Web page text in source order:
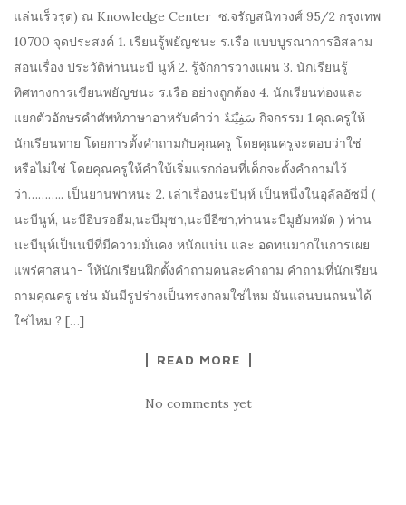
แล่นเร็วรุด) ณ Knowledge Center ซ.จรัญสนิทวงศ์ 95/2 กรุงเทพ
10700 จุดประสงค์ 1. เรียนรู้พยัญชนะ ร.เรือ แบบบูรณาการอิสลาม
สอนเรื่อง ประวัติท่านนะบี นูห์ 2. รู้จักการวางแผน 3. นักเรียนรู้
ทิศทางการเขียนพยัญชนะ ร.เรือ อย่างถูกต้อง 4. นักเรียนท่องและ
แยกตัวอักษรคำศัพท์ภาษาอาหรับคำว่า سَفِيْنَةٌ กิจกรรม 1.คุณครูให้
นักเรียนทาย โดยการตั้งคำถามกับคุณครู โดยคุณครูจะตอบว่าใช่
หรือไม่ใช่ โดยคุณครูให้คำใบ้เริ่มแรกก่อนที่เด็กจะตั้งคำถามไว้
ว่า……….. เป็นยานพาหนะ 2. เล่าเรื่องนะบีนุห์ เป็นหนึ่งในอุลัลอัซมี่ (
นะบีนูห์, นะบีอิบรอฮีม,นะบีมุซา,นะบีอีซา,ท่านนะบีมูฮัมหมัด ) ท่าน
นะบีนุห์เป็นนบีที่มีความมั่นคง หนักแน่น และ อดทนมากในการเผย
แพร่ศาสนา- ให้นักเรียนฝึกตั้งคำถามคนละคำถาม คำถามที่นักเรียน
ถามคุณครู เช่น มันมีรูปร่างเป็นทรงกลมใช่ไหม มันแล่นบนถนนได้
ใช่ไหม ? […]
READ MORE
No comments yet